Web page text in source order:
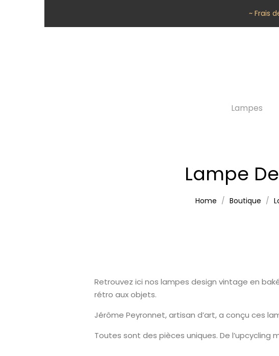
~ Frais
Lampes
Lampe
Home Boutique
Retrouvez ici nos lampes design vintage en
rétro aux objets.
Jérôme Peyronnet, artisan d’art, a conçu ces
Toutes sont des pièces uniques. De l’upcycling